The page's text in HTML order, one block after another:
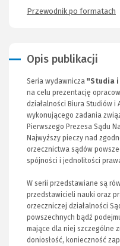
Opis publikacji
Seria wydawnicza "Studia i
na celu prezentację
działalności Biura Studiów i
wykonującego zadania
Pierwszego Prezesa Sądu
Najwyższy pieczy nad
orzecznictwa sądów
spójności i jednolitości
W serii przedstawiane są
przedstawicieli nauki oraz
orzeczniczej działalności
powszechnych bądź
mające dla niej szczególne
doniosłość, konieczność
Przewodnik po formatach